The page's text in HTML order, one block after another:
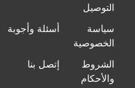
التوصيل
سياسة
الخصوصية
أسئلة وأجوبة
الشروط
والأحكام
إتصل بنا